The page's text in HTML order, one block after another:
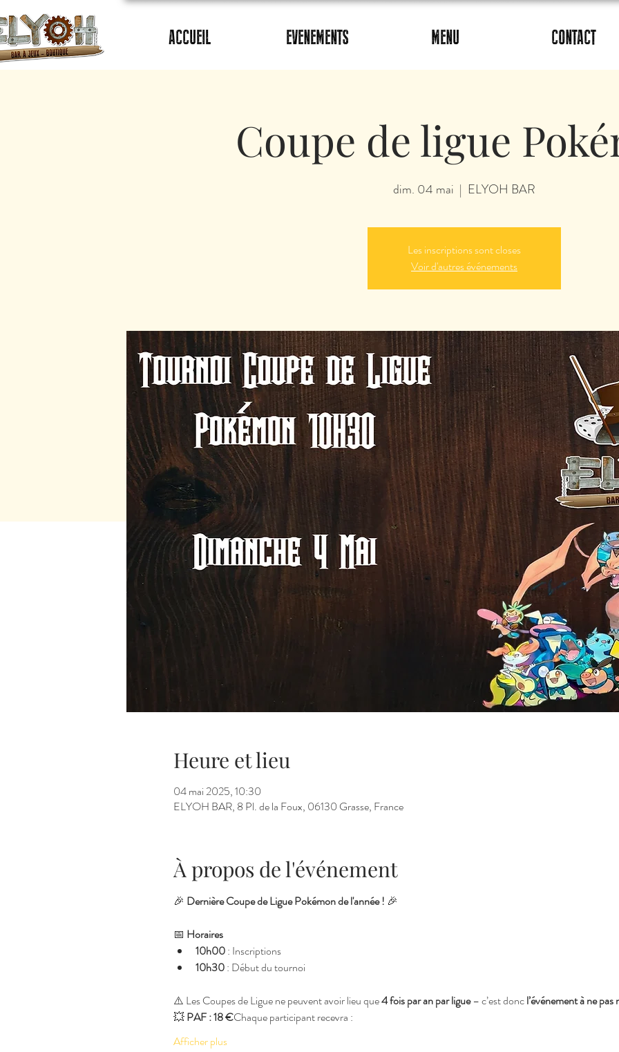
ACCUEIL EVENEMENTS MENU CONTACT
Coupe de ligue
dim. 04 mai
  |
ELYOH BAR
Les inscriptions sont closes
Voir d'autres événements
Heure et lieu
04 mai 2025, 10:30
ELYOH BAR, 8 Pl. de la Foux, 06130 Grasse, France
À propos de l'événement
🎉 Dernière Coupe de Ligue Pokémon de l'année ! 🎉
📅 Horaires
10h00 : Inscriptions
10h30 : Début du tournoi
⚠️ Les Coupes de Ligue ne peuvent avoir lieu que 4 fois par an par ligue – c’est donc l’événement à ne pas
💥 PAF : 18 €Chaque participant recevra :
Afficher plus